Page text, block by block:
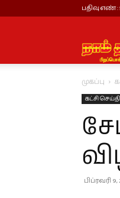
பதிவு எண் :
முகப்பு
கட்சி
பிப்ரவரி 9,